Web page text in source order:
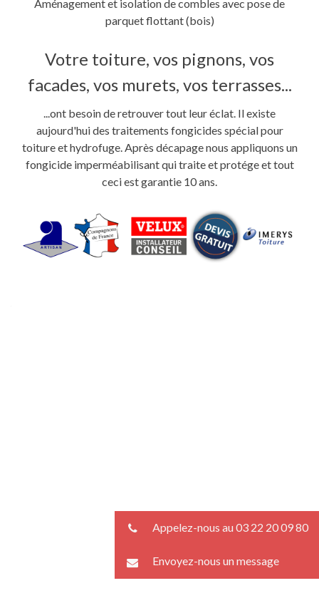
Aménagement et isolation de combles avec pose de
parquet flottant (bois)
Votre toiture, vos pignons, vos
facades, vos murets, vos terrasses...
...ont besoin de retrouver tout leur éclat. Il existe
aujourd'hui des traitements fongicides spécial pour
toiture et hydrofuge. Après décapage nous appliquons un
fongicide imperméabilisant qui traite et protége et tout
ceci est garantie 10 ans.
Appelez-nous au 03 22 20 09 80
Envoyez-nous un message